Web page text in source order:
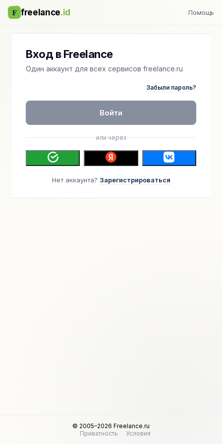
F freelance.id Помощь
Вход в Freelance
Один аккаунт для всех сервисов freelance.ru
Забыли пароль?
Войти
или через
Нет аккаунта? Зарегистрироваться
© 2005–2026 Freelance.ru
Приватность
Условия